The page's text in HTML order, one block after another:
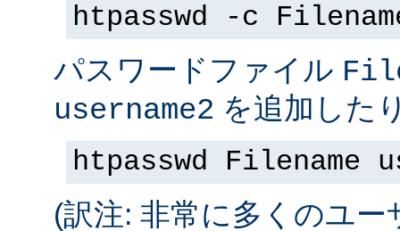
htpasswd -c
パスワードファイル
username2 を追加した
htpasswd Filename
(訳注: 非常に多くのユ